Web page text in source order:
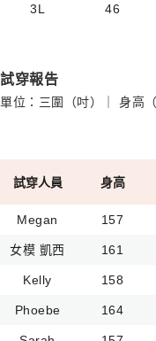
3L 46
試穿報告
單位：三圍（吋）｜ 身高
試穿人員 身高
Megan 157
女模 凱西 161
Kelly 158
Phoebe 164